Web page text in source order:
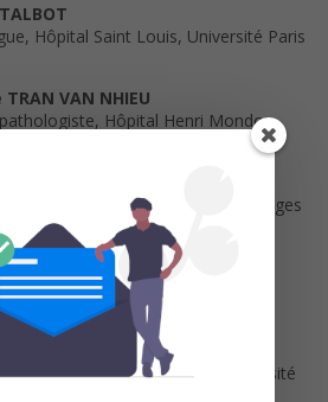
Hôpital Saint Louis, Université Paris
VAN NHIEU
Hôpital Henri Mondor,
moléculaire, Hôpital Européen Georges
Université Paris Descartes
CAYUELA
moléculaire, Hôpital Saint Louis,
Paris Diderot
Hôpital Cochin, Université